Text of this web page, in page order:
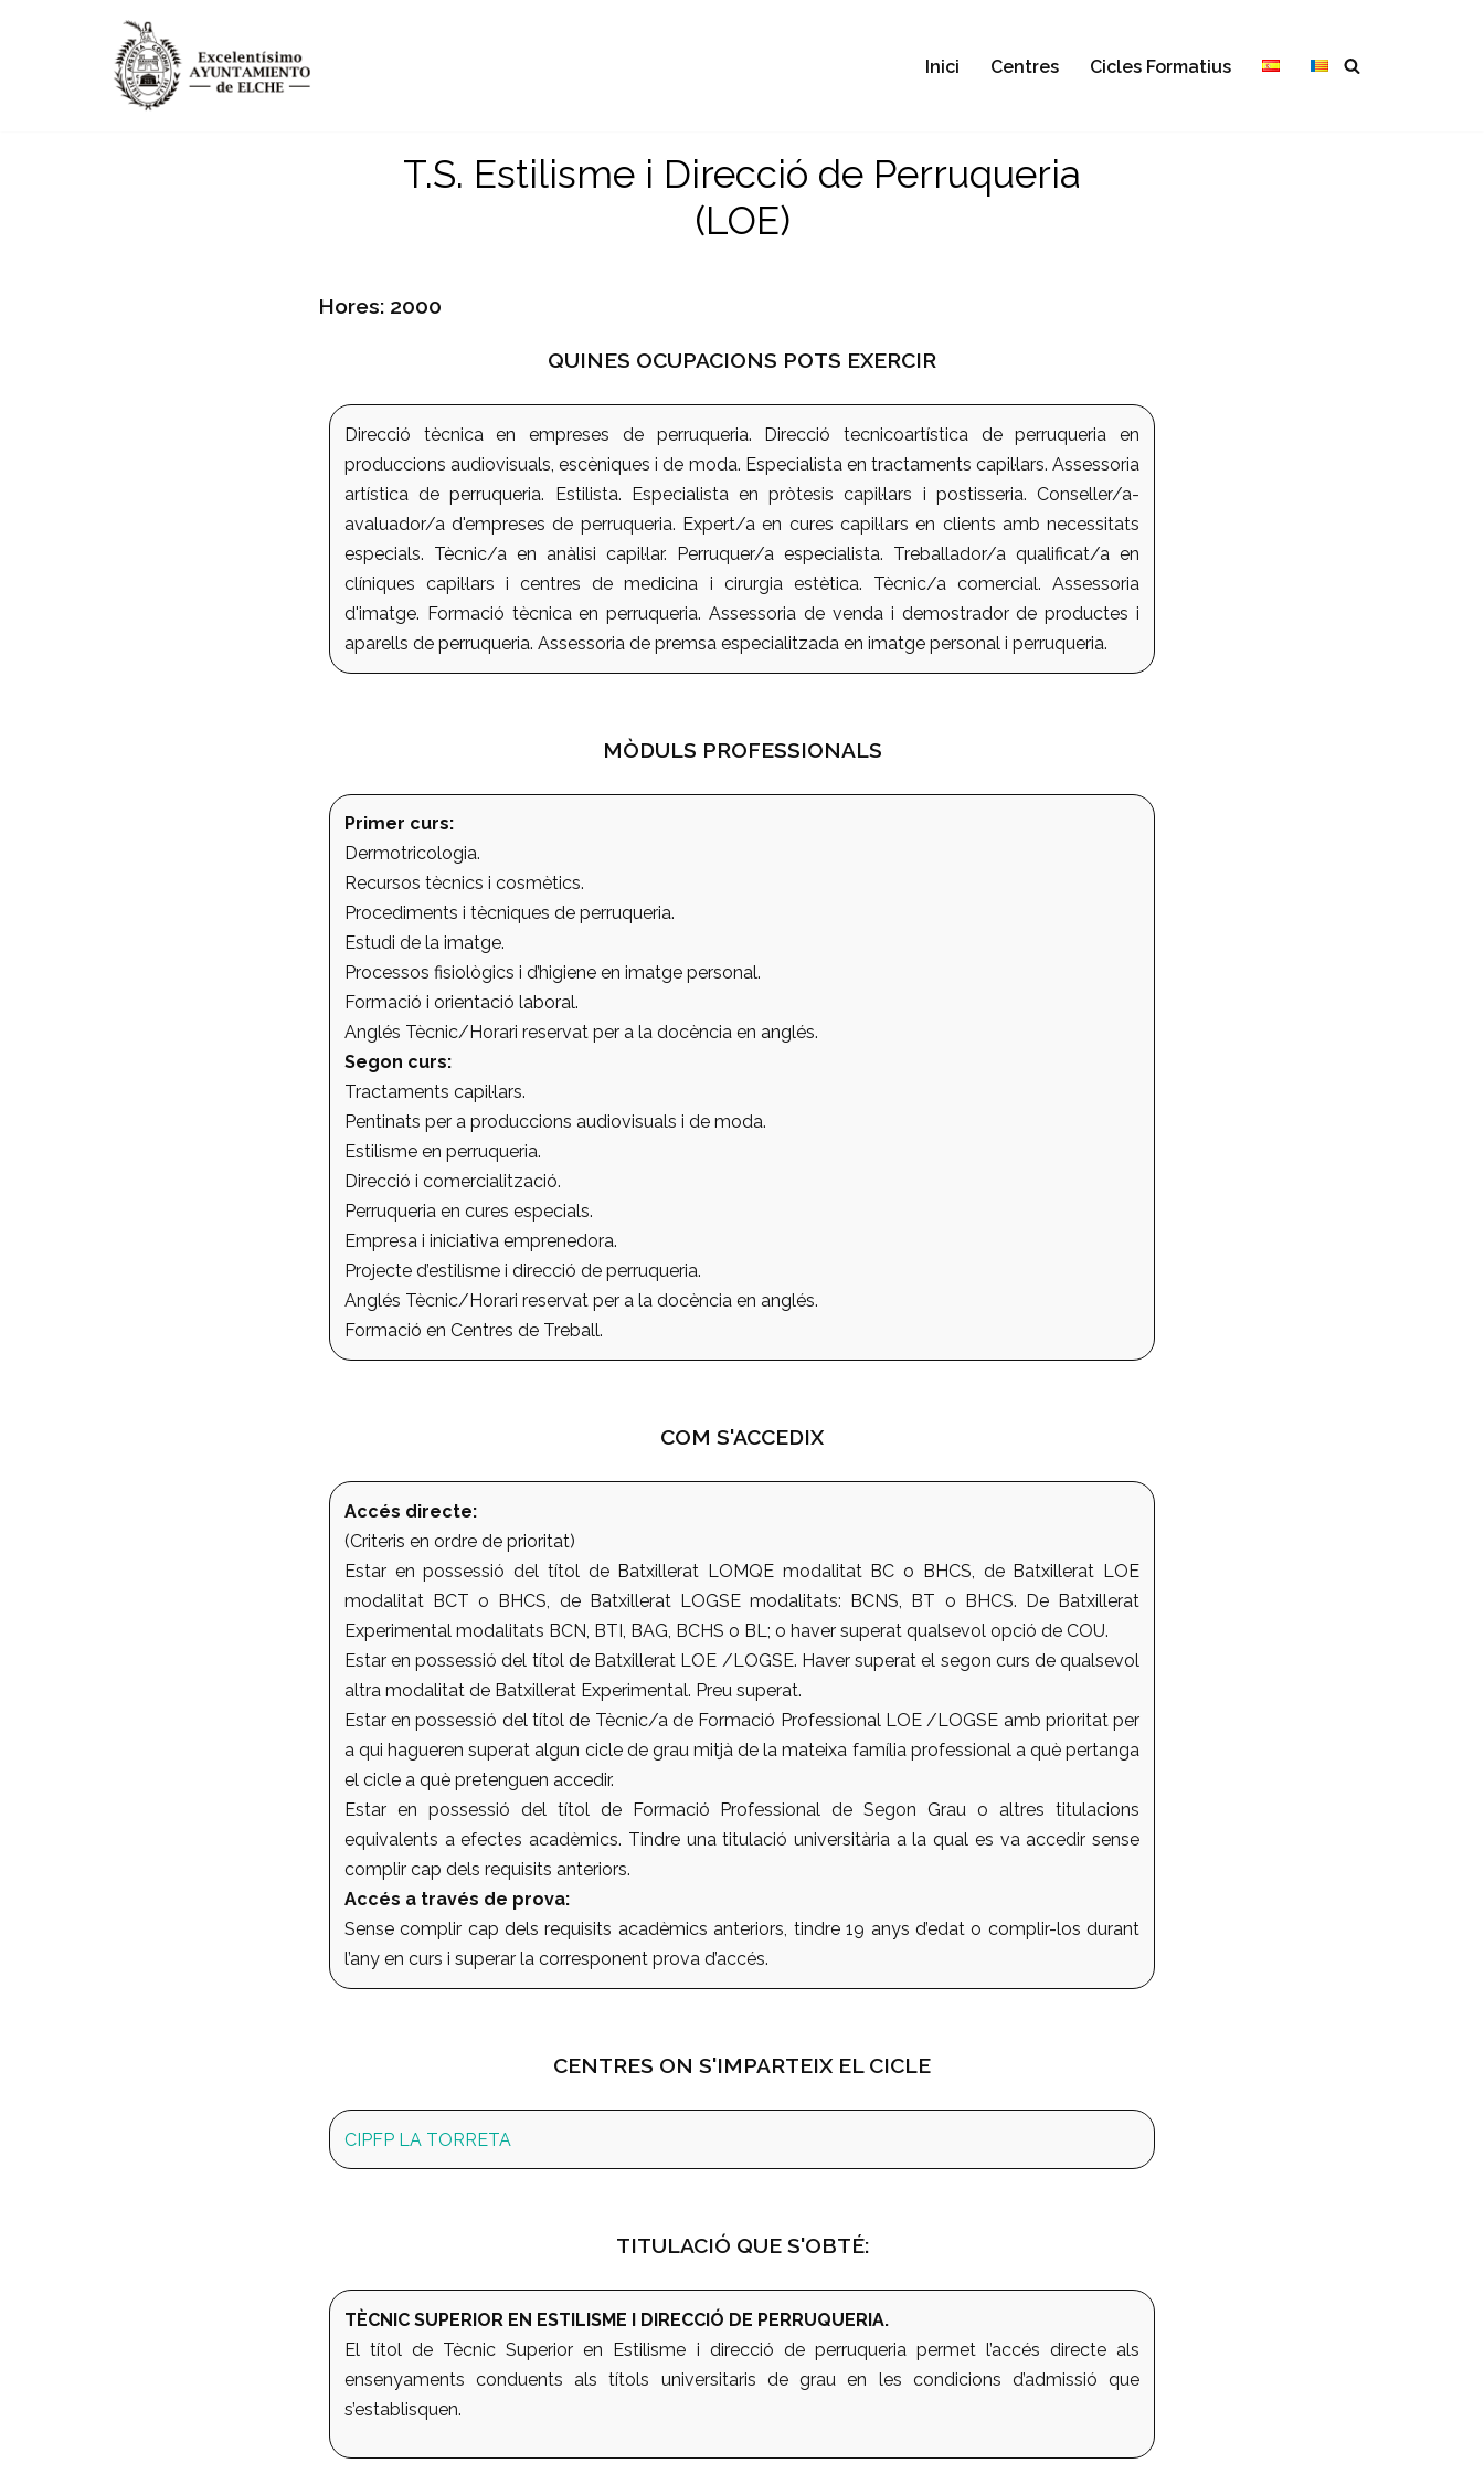
Inici Centres Cicles Formatius
T.S. Estilisme i Direcció de Perruqueria
(LOE)
Hores: 2000
QUINES OCUPACIONS POTS EXERCIR
Direcció tècnica en empreses de perruqueria. Direcció tecnicoartística de perruqueria en
produccions audiovisuals, escèniques i de moda. Especialista en tractaments capil·lars. Assessoria
artística de perruqueria. Estilista. Especialista en pròtesis capil·lars i postisseria. Conseller/a-
avaluador/a d'empreses de perruqueria. Expert/a en cures capil·lars en clients amb necessitats
especials. Tècnic/a en anàlisi capil·lar. Perruquer/a especialista. Treballador/a qualificat/a en
clíniques capil·lars i centres de medicina i cirurgia estètica. Tècnic/a comercial. Assessoria
d'imatge. Formació tècnica en perruqueria. Assessoria de venda i demostrador de productes i
aparells de perruqueria. Assessoria de premsa especialitzada en imatge personal i perruqueria.
MÒDULS PROFESSIONALS
Primer curs:
Dermotricologia.
Recursos tècnics i cosmètics.
Procediments i tècniques de perruqueria.
Estudi de la imatge.
Processos fisiològics i d’higiene en imatge personal.
Formació i orientació laboral.
Anglés Tècnic/Horari reservat per a la docència en anglés.
Segon curs:
Tractaments capil·lars.
Pentinats per a produccions audiovisuals i de moda.
Estilisme en perruqueria.
Direcció i comercialització.
Perruqueria en cures especials.
Empresa i iniciativa emprenedora.
Projecte d’estilisme i direcció de perruqueria.
Anglés Tècnic/Horari reservat per a la docència en anglés.
Formació en Centres de Treball.
COM S'ACCEDIX
Accés directe:
(Criteris en ordre de prioritat)
Estar en possessió del títol de Batxillerat LOMQE modalitat BC o BHCS, de Batxillerat LOE
modalitat BCT o BHCS, de Batxillerat LOGSE modalitats: BCNS, BT o BHCS. De Batxillerat
Experimental modalitats BCN, BTI, BAG, BCHS o BL; o haver superat qualsevol opció de COU.
Estar en possessió del títol de Batxillerat LOE /LOGSE. Haver superat el segon curs de qualsevol
altra modalitat de Batxillerat Experimental. Preu superat.
Estar en possessió del títol de Tècnic/a de Formació Professional LOE /LOGSE amb prioritat per
a qui hagueren superat algun cicle de grau mitjà de la mateixa família professional a què pertanga
el cicle a què pretenguen accedir.
Estar en possessió del títol de Formació Professional de Segon Grau o altres titulacions
equivalents a efectes acadèmics. Tindre una titulació universitària a la qual es va accedir sense
complir cap dels requisits anteriors.
Accés a través de prova:
Sense complir cap dels requisits acadèmics anteriors, tindre 19 anys d’edat o complir-los durant
l’any en curs i superar la corresponent prova d’accés.
CENTRES ON S'IMPARTEIX EL CICLE
CIPFP LA TORRETA
TITULACIÓ QUE S'OBTÉ:
TÈCNIC SUPERIOR EN ESTILISME I DIRECCIÓ DE PERRUQUERIA.
El títol de Tècnic Superior en Estilisme i direcció de perruqueria permet l’accés directe als
ensenyaments conduents als títols universitaris de grau en les condicions d’admissió que
s’establisquen.